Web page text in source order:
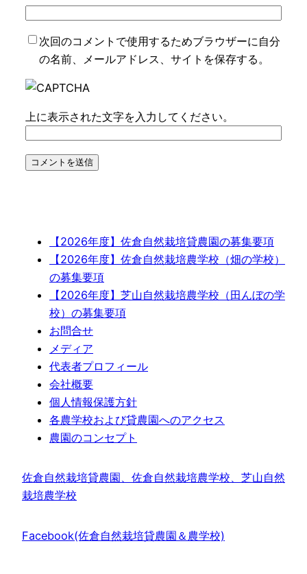
次回のコメントで使用するためブラウザーに自分
の名前、メールアドレス、サイトを保存する。
上に表示された文字を入力してください。
【2026年度】佐倉自然栽培貸農園の募集要項
【2026年度】佐倉自然栽培農学校（畑の学校）
の募集要項
【2026年度】芝山自然栽培農学校（田んぼの学
校）の募集要項
お問合せ
メディア
代表者プロフィール
会社概要
個人情報保護方針
各農学校および貸農園へのアクセス
農園のコンセプト
佐倉自然栽培貸農園、佐倉自然栽培農学校、芝山自然
栽培農学校
Facebook(佐倉自然栽培貸農園＆農学校)